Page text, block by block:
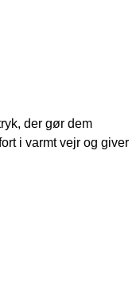
der gør dem
i varmt vejr og giver